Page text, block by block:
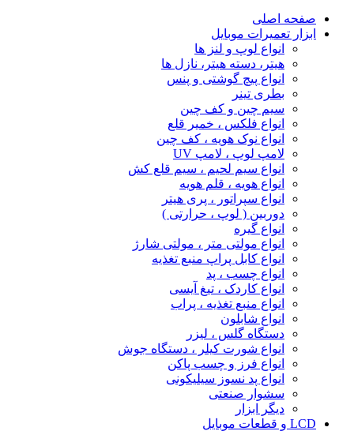
صفحه اصلی
ابزار تعمیرات موبایل
انواع لوپ و لنز ها
هیتر، دسته هیتر، نازل ها
انواع پیچ‌ گوشتی و پنس
بطری تینر
سیم چین و کف چین
انواع فلکس ، خمیر قلع
انواع نوک هویه ، کف چین
لامپ لوپ ، لامپ UV
انواع سیم لحیم ، سیم قلع کش
انواع هویه ، قلم هویه
انواع سپراتور ، پری هیتر
دوربین ( لوپ ، حرارتی )
انواع گیره
انواع مولتی متر ، مولتی شارژ
انواع کابل پراپ منبع تغذیه
انواع چسب ، پد
انواع کاردک ، تیغ آیسی
انواع منبع تغذیه ، پراب
انواع شابلون
دستگاه گلس ، لیزر
انواع شورت کیلر ، دستگاه جوش
انواع فرز و چسب پاکن
انواع پد نسوز سیلیکونی
سشوار صنعتی
دیگر ابزار
LCD و قطعات موبایل